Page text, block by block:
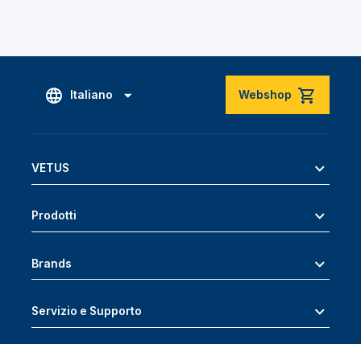
Italiano Webshop
VETUS
Prodotti
Brands
Servizio e Supporto